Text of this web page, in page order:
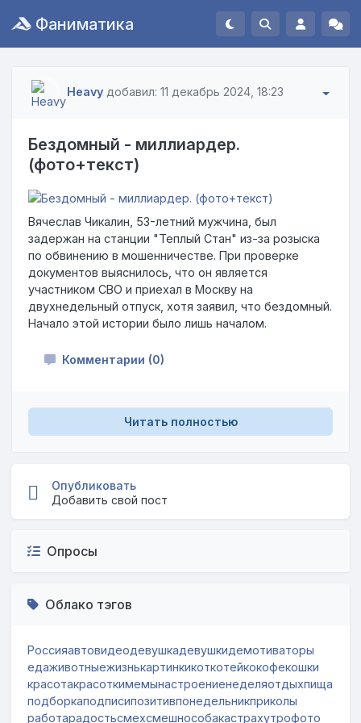
Фаниматика
Heavy добавил: 11 декабрь 2024, 18:23
Бездомный - миллиардер.
(фото+текст)
Вячеслав Чикалин, 53-летний мужчина, был
задержан на станции "Теплый Стан" из-за розыска
по обвинению в мошенничестве. При проверке
документов выяснилось, что он является
участником СВО и приехал в Москву на
двухнедельный отпуск, хотя заявил, что бездомный.
Начало этой истории было лишь началом.
Комментарии (0)
Читать полностью
Опубликовать
Добавить свой пост
Опросы
Облако тэгов
Россияавтовидеодевушкадевушкидемотиваторы
едаживотныежизнькартинкикоткотейкокофекошки
красотакрасоткимемынастроениенеделяотдыхпища
подборкаподписипозитивпонедельникприколы
работарадостьсмехсмешнособакастрахутрофото